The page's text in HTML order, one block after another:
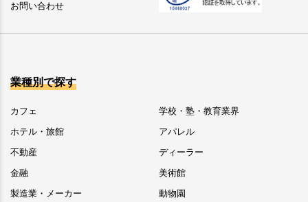
お問い合わせ
業種別で探す
カフェ
ホテル・旅館
不動産
金融
製造業・メーカー
学校・塾・教育業界
アパレル
ディーラー
美術館
動物園